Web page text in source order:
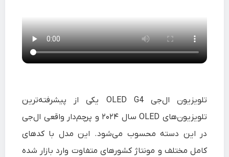
تلویزیون ال‌جی OLED G4 یکی از پیشرفته‌ترین
تلویزیون‌های OLED سال ۲۰۲۴ و پرچم‌دار واقعی ال‌جی
در این دسته محسوب می‌شود. این مدل با کدهای
کامل مختلف و مونتاژ کشورهای متفاوت وارد بازار شده